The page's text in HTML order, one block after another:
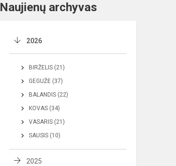
Naujienų archyvas
2026
BIRŽELIS (21)
GEGUŽĖ (37)
BALANDIS (22)
KOVAS (34)
VASARIS (21)
SAUSIS (10)
2025